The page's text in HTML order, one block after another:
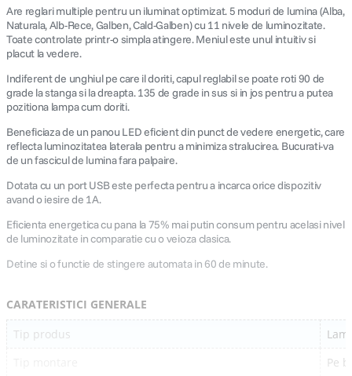
Are reglari multiple pentru un iluminat optimizat. 5 moduri de lumina (Alba,
Naturala, Alb-Rece, Galben, Cald-Galben) cu 11 nivele de luminozitate.
Toate controlate printr-o simpla atingere. Meniul este unul intuitiv si
placut la vedere.
Indiferent de unghiul pe care il doriti, capul reglabil se poate roti 90 de
grade la stanga si la dreapta. 135 de grade in sus si in jos pentru a putea
pozitiona lampa cum doriti.
Beneficiaza de un panou LED eficient din punct de vedere energetic, care
reflecta luminozitatea laterala pentru a minimiza stralucirea. Bucurati-va
de un fascicul de lumina fara palpaire.
Dotata cu un port USB este perfecta pentru a incarca orice dispozitiv
avand o iesire de 1A.
Eficienta energetica cu pana la 75% mai putin consum pentru acelasi nivel
de luminozitate in comparatie cu o veioza clasica.
Detine si o functie de stingere automata in 60 de minute.
CARATERISTICI GENERALE
Tip produs
Pe